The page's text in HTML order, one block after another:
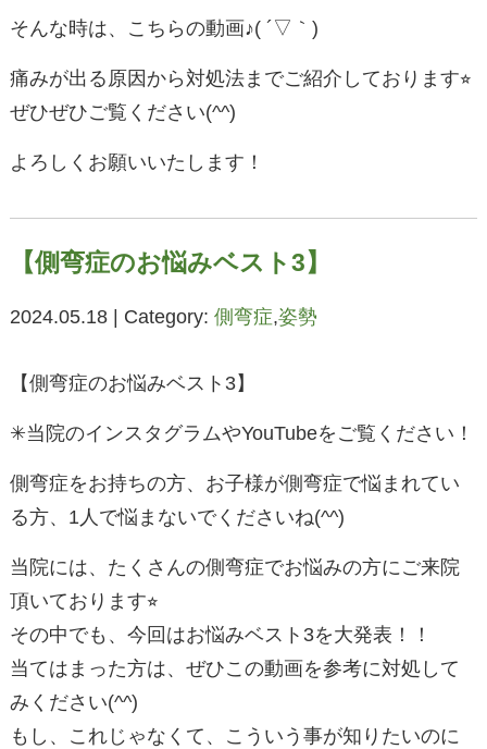
そんな時は、こちらの動画♪( ´▽｀)
痛みが出る原因から対処法までご紹介しております⭐︎
ぜひぜひご覧ください(^^)
よろしくお願いいたします！
【側弯症のお悩みベスト3】
2024.05.18 | Category: 側弯症,姿勢
【側弯症のお悩みベスト3】
✳︎当院のインスタグラムやYouTubeをご覧ください！
側弯症をお持ちの方、お子様が側弯症で悩まれてい
る方、1人で悩まないでくださいね(^^)
当院には、たくさんの側弯症でお悩みの方にご来院
頂いております⭐︎
その中でも、今回はお悩みベスト3を大発表！！
当てはまった方は、ぜひこの動画を参考に対処して
みください(^^)
もし、これじゃなくて、こういう事が知りたいのに